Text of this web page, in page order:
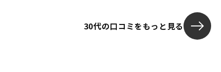
含め、より安心できるスキームを作ってい
30代の口コミをもっと見る